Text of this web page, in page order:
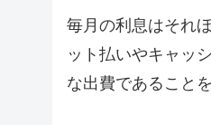
毎月の利息はそれ
ット払いやキャッ
な出費であること